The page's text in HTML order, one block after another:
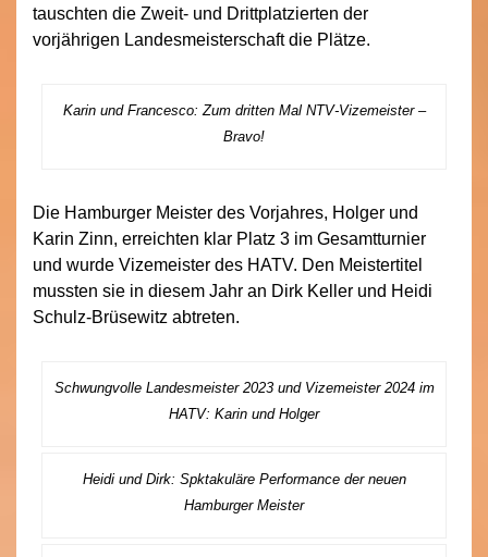
tauschten die Zweit- und Drittplatzierten der
vorjährigen Landesmeisterschaft die Plätze.
Karin und Francesco: Zum dritten Mal NTV-Vizemeister –
Bravo!
Die Hamburger Meister des Vorjahres, Holger und
Karin Zinn, erreichten klar Platz 3 im Gesamtturnier
und wurde Vizemeister des HATV. Den Meistertitel
mussten sie in diesem Jahr an Dirk Keller und Heidi
Schulz-Brüsewitz abtreten.
Schwungvolle Landesmeister 2023 und Vizemeister 2024 im
HATV: Karin und Holger
Heidi und Dirk: Spktakuläre Performance der neuen
Hamburger Meister